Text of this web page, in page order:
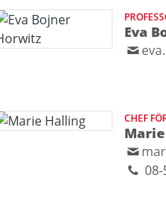
Eva
CHEF
08-